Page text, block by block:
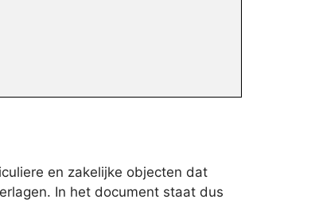
en zakelijke objecten dat
In het document staat dus